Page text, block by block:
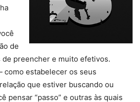
de
preencher e muito efetivos.
como estabelecer os seus
que estiver buscando ou
pensar “passo” e outras às quais